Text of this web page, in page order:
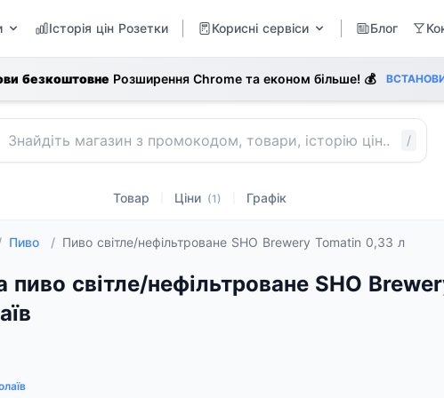
Історія цін Розетки Корисні сервіси Блог
безкоштовне Розширення Chrome та економ більше! 💰
/
Товар Ціни (1) Графік
Пиво / Пиво світле/нефільтроване SHO Brewery Tomatin 0,33 л
пиво світле/нефільтроване SHO